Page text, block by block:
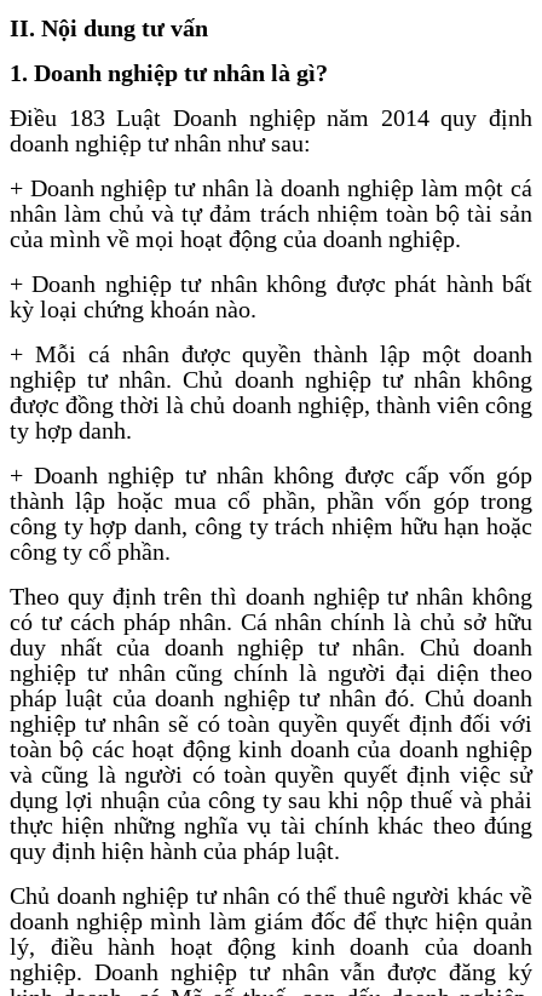
II. Nội dung tư vấn
1. Doanh nghiệp tư nhân là gì?
Điều 183 Luật Doanh nghiệp năm 2014 quy định
doanh nghiệp tư nhân như sau:
+ Doanh nghiệp tư nhân là doanh nghiệp làm một cá
nhân làm chủ và tự đảm trách nhiệm toàn bộ tài sản
của mình về mọi hoạt động của doanh nghiệp.
+ Doanh nghiệp tư nhân không được phát hành bất
kỳ loại chứng khoán nào.
+ Mỗi cá nhân được quyền thành lập một doanh
nghiệp tư nhân. Chủ doanh nghiệp tư nhân không
được đồng thời là chủ doanh nghiệp, thành viên công
ty hợp danh.
+ Doanh nghiệp tư nhân không được cấp vốn góp
thành lập hoặc mua cổ phần, phần vốn góp trong
công ty hợp danh, công ty trách nhiệm hữu hạn hoặc
công ty cổ phần.
Theo quy định trên thì doanh nghiệp tư nhân không
có tư cách pháp nhân. Cá nhân chính là chủ sở hữu
duy nhất của doanh nghiệp tư nhân. Chủ doanh
nghiệp tư nhân cũng chính là người đại diện theo
pháp luật của doanh nghiệp tư nhân đó. Chủ doanh
nghiệp tư nhân sẽ có toàn quyền quyết định đối với
toàn bộ các hoạt động kinh doanh của doanh nghiệp
và cũng là người có toàn quyền quyết định việc sử
dụng lợi nhuận của công ty sau khi nộp thuế và phải
thực hiện những nghĩa vụ tài chính khác theo đúng
quy định hiện hành của pháp luật.
Chủ doanh nghiệp tư nhân có thể thuê người khác về
doanh nghiệp mình làm giám đốc để thực hiện quản
lý, điều hành hoạt động kinh doanh của doanh
nghiệp. Doanh nghiệp tư nhân vẫn được đăng ký